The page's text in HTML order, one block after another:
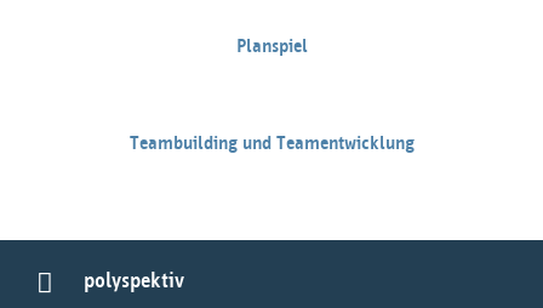
Planspiel
Teambuilding und Teamentwicklung
polyspektiv